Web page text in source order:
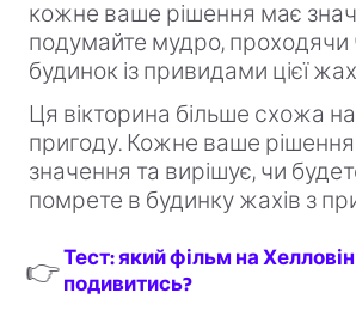
кожне ваше рішення має
подумайте мудро, проходячи
будинок із привидами цієї
Ця вікторина більше схожа
пригоду. Кожне ваше
значення та вирішує, чи
помрете в будинку жахів з
👉Тест: який фільм на
подивитись?